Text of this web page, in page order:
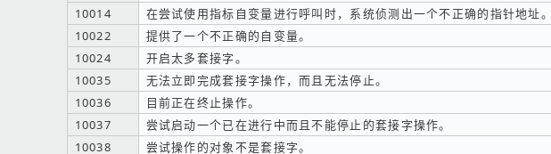
10014
在尝试使用指标自变量进行呼叫时，系统侦测出一个不正确的指针地址
10022
提供了一个不正确的自变量。
10024
开启太多套接字。
10035
无法立即完成套接字操作，而且无法停止。
10036
目前正在终止操作。
10037
尝试启动一个已在进行中而且不能停止的套接字操作。
10038
尝试操作的对象不是套接字。